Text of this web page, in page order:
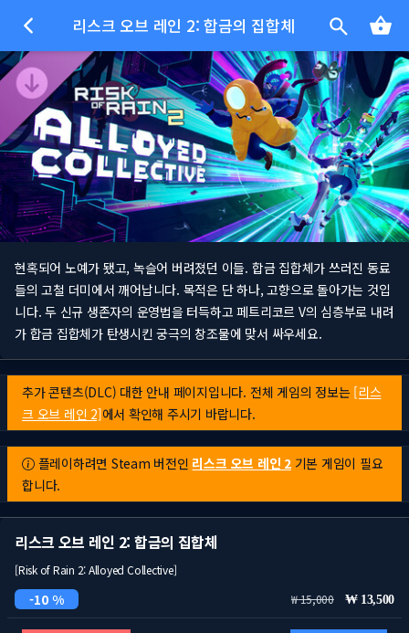
리스크 오브 레인 2: 합금의 집합체
현혹되어 노예가 됐고, 녹슬어 버려졌던 이들. 합금 집합체가 쓰러진 동료
들의 고철 더미에서 깨어납니다. 목적은 단 하나, 고향으로 돌아가는 것입
니다. 두 신규 생존자의 운영법을 터득하고 페트리코르 V의 심층부로 내려
가 합금 집합체가 탄생시킨 궁극의 창조물에 맞서 싸우세요.
추가 콘텐츠(DLC) 대한 안내 페이지입니다. 전체 게임의 정보는 [리스
크 오브 레인 2]에서 확인해 주시기 바랍니다.
플레이하려면 Steam 버전인 리스크 오브 레인 2기본 게임이 필요
합니다.
리스크 오브 레인 2: 합금의 집합체
[Risk of Rain 2: Alloyed Collective]
10 % 15,000 13,500